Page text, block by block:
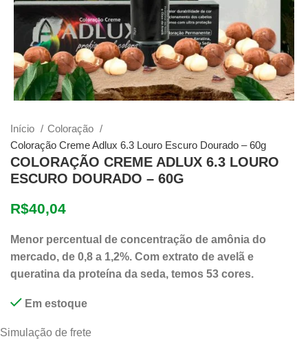
Início
Coloração
Coloração Creme Adlux 6.3 Louro Escuro Dourado – 60g
COLORAÇÃO CREME ADLUX 6.3 LOURO
ESCURO DOURADO – 60G
R$40,04
Menor percentual de concentração de amônia do
mercado, de 0,8 a 1,2%. Com extrato de avelã e
queratina da proteína da seda, temos 53 cores.
Em estoque
Simulação de frete